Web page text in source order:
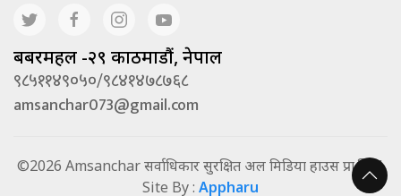
बबरमहल -२९ काठमाडौं, नेपाल
९८५११४९०५०/९८४१४७८७६८
amsanchar073@gmail.com
©2026 Amsanchar सर्वाधिकार सुरक्षित अल मिडिया हाउस प्रा.लि. |
Site By : Appharu